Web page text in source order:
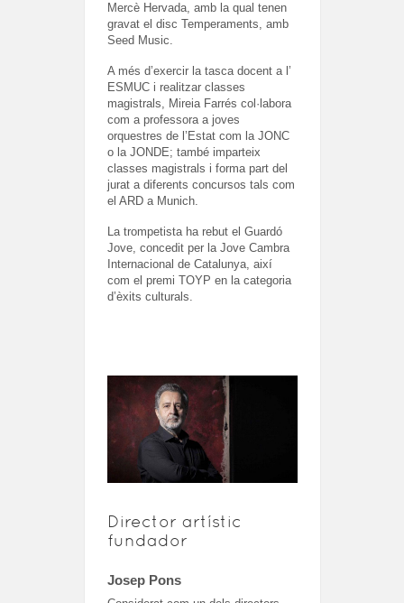
Mercè Hervada, amb la qual tenen
gravat el disc Temperaments, amb
Seed Music.
A més d’exercir la tasca docent a l’
ESMUC i realitzar classes
magistrals, Mireia Farrés col·labora
com a professora a joves
orquestres de l’Estat com la JONC
o la JONDE; també imparteix
classes magistrals i forma part del
jurat a diferents concursos tals com
el ARD a Munich.
La trompetista ha rebut el Guardó
Jove, concedit per la Jove Cambra
Internacional de Catalunya, així
com el premi TOYP en la categoria
d’èxits culturals.
Director artístic
fundador
Josep Pons